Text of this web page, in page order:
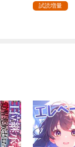
試読増量